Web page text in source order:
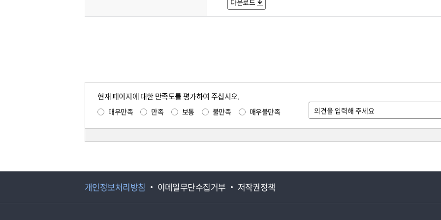
다운로드
현재 페이지에 대한 만족도를 평가하여 주십시오.
매우만족 만족 보통 불만족 매우불만족
개인정보처리방침 이메일무단수집거부 저작권정책